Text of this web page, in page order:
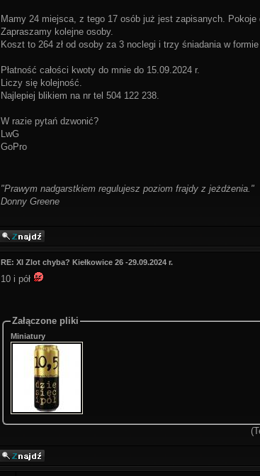
Mamy 24 miejsca, z tego 17 osób już jest zapisanych. Pokoje
Zapraszamy kolejne osoby.
Koszt to 264 zł od osoby za 3 noclegi i trzy śniadania w
Płatność całości kwoty do mnie do 15.09.2024 r.
Liczy się kolejność.
Najlepiej blikiem na nr tel 504 122 238.
W razie pytań dzwonić?
LwG
GoPro
"Prawym nadgarstkiem regulujesz poziom frajdy z jeżdżenia."
Donny Greene
RE: XI Zlot chyba? Kiełkowice 26 -29.09.2024 r.
10 i pół
Załączone pliki
Miniatury